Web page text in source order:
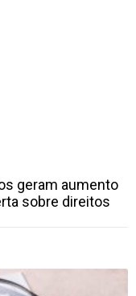
geram aumento
sobre direitos